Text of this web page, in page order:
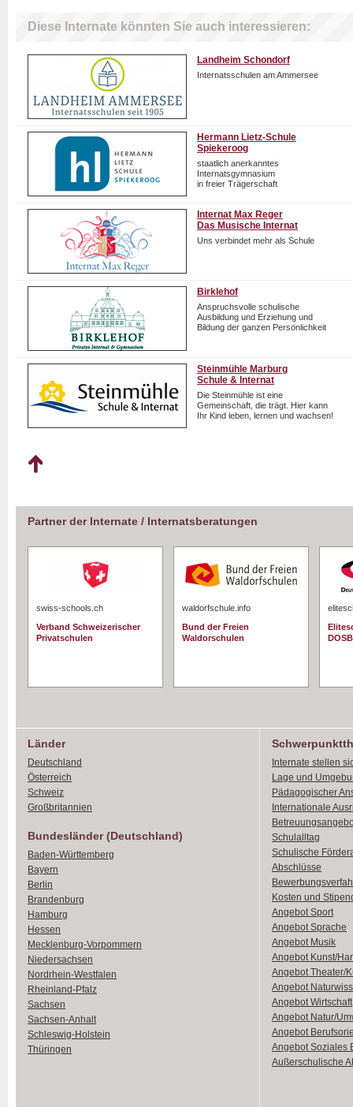
Diese Internate könnten Sie auch interessieren:
Landheim Schondorf
Internatsschulen am Ammersee
Hermann Lietz-Schule
Spiekeroog
staatlich anerkanntes
Internatsgymnasium
in freier Trägerschaft
Internat Max Reger
Das Musische Internat
Uns verbindet mehr als Schule
Birklehof
Anspruchsvolle schulische
Ausbildung und Erziehung und
Bildung der ganzen Persönlichkeit
Steinmühle Marburg
Schule & Internat
Die Steinmühle ist eine
Gemeinschaft, die trägt. Hier kann
Ihr Kind leben, lernen und wachsen!
Partner der Internate / Internatsberatungen
swiss-schools.ch
Verband Schweizerischer
Privatschulen
waldorfschule.info
Bund der Freien
Waldorschulen
DOSB
Länder
Deutschland
Österreich
Schweiz
Großbritannien
Bundesländer (Deutschland)
Baden-Württemberg
Bayern
Berlin
Brandenburg
Hamburg
Hessen
Mecklenburg-Vorpommern
Niedersachsen
Nordrhein-Westfalen
Rheinland-Pfalz
Sachsen
Sachsen-Anhalt
Schleswig-Holstein
Thüringen
Internate stellen
Lage und
Pädagogischer
Internationale
Schulalltag
Schulische
Abschlüsse
Kosten und
Angebot Sport
Angebot Sprache
Angebot Musik
Angebot Kunst/
Angebot Theater/
Angebot
Angebot Wirtschaft
Angebot Natur/
Angebot
Angebot Soziales
Außerschulische